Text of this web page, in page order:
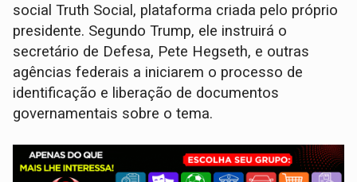
social Truth Social, plataforma criada pelo próprio
presidente. Segundo Trump, ele instruirá o
secretário de Defesa, Pete Hegseth, e outras
agências federais a iniciarem o processo de
identificação e liberação de documentos
governamentais sobre o tema.